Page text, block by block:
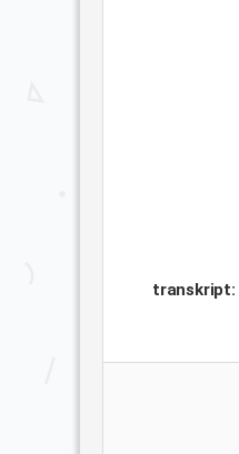
transkript: